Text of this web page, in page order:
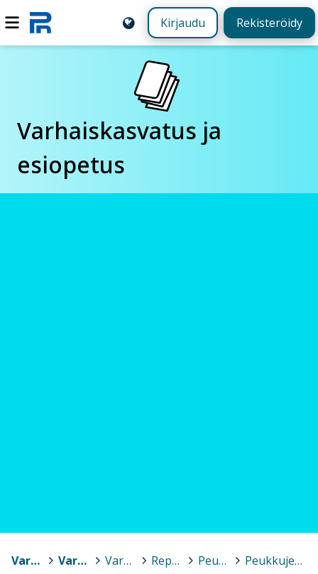
Kirjaudu Rekisteröidy
Varhaiskasvatus ja
esiopetus
Varkaus Varhaiskasvatus ja esiopetus Varhaiskasvatus > Repokankaan varhaiskasvatusyksikkö > Peukaloiset > Peukkujen viikko-ohjelma